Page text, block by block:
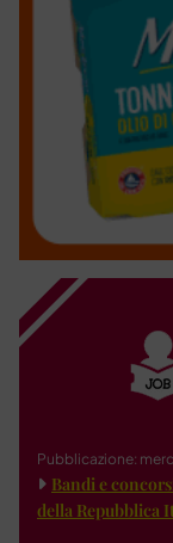
Pubblicazione:
Bandi e
della Repubblica